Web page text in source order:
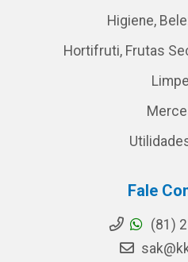
Higiene,
Hortifruti, Frutas
Fale
(81)